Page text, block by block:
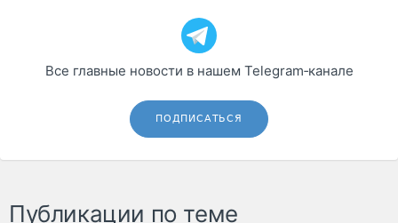
Все главные новости в нашем Telegram‑канале
ПОДПИСАТЬСЯ
Публикации по теме